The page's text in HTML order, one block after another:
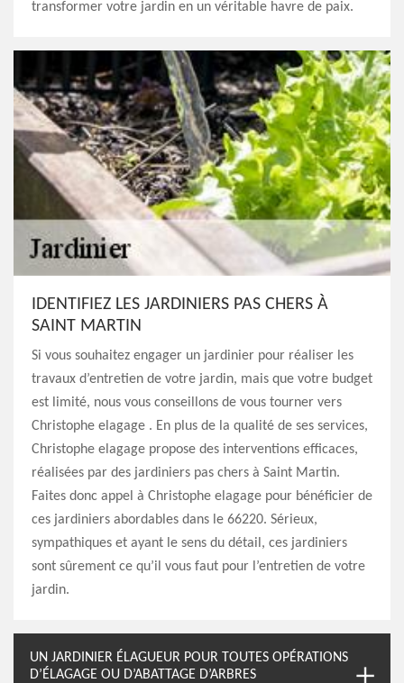
transformer votre jardin en un véritable havre de paix.
IDENTIFIEZ LES JARDINIERS PAS CHERS À
SAINT MARTIN
Si vous souhaitez engager un jardinier pour réaliser les
travaux d’entretien de votre jardin, mais que votre budget
est limité, nous vous conseillons de vous tourner vers
Christophe elagage . En plus de la qualité de ses services,
Christophe elagage propose des interventions efficaces,
réalisées par des jardiniers pas chers à Saint Martin.
Faites donc appel à Christophe elagage pour bénéficier de
ces jardiniers abordables dans le 66220. Sérieux,
sympathiques et ayant le sens du détail, ces jardiniers
sont sûrement ce qu’il vous faut pour l’entretien de votre
jardin.
UN JARDINIER ÉLAGUEUR POUR TOUTES OPÉRATIONS
D’ÉLAGAGE OU D’ABATTAGE D’ARBRES